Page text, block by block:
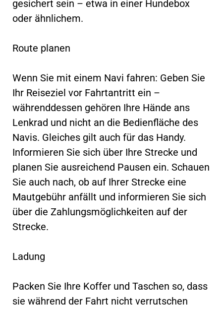
gesichert sein – etwa in einer Hundebox
oder ähnlichem.
Route planen
Wenn Sie mit einem Navi fahren: Geben Sie
Ihr Reiseziel vor Fahrtantritt ein –
währenddessen gehören Ihre Hände ans
Lenkrad und nicht an die Bedienfläche des
Navis. Gleiches gilt auch für das Handy.
Informieren Sie sich über Ihre Strecke und
planen Sie ausreichend Pausen ein. Schauen
Sie auch nach, ob auf Ihrer Strecke eine
Mautgebühr anfällt und informieren Sie sich
über die Zahlungsmöglichkeiten auf der
Strecke.
Ladung
Packen Sie Ihre Koffer und Taschen so, dass
sie während der Fahrt nicht verrutschen